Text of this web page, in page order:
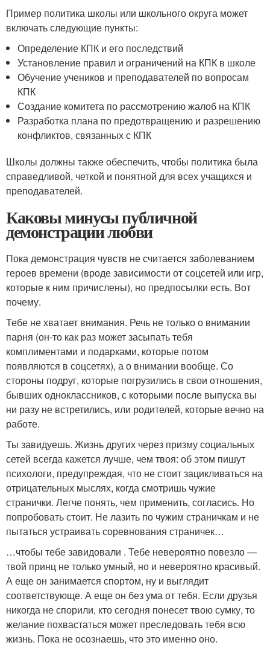
Пример политика школы или школьного округа может
включать следующие пункты:
Определение КПК и его последствий
Установление правил и ограничений на КПК в школе
Обучение учеников и преподавателей по вопросам
КПК
Создание комитета по рассмотрению жалоб на КПК
Разработка плана по предотвращению и разрешению
конфликтов, связанных с КПК
Школы должны также обеспечить, чтобы политика была
справедливой, четкой и понятной для всех учащихся и
преподавателей.
Каковы минусы публичной
демонстрации любви
Пока демонстрация чувств не считается заболеванием
героев времени (вроде зависимости от соцсетей или игр,
которые к ним причислены), но предпосылки есть. Вот
почему.
Тебе не хватает внимания. Речь не только о внимании
парня (он-то как раз может засыпать тебя
комплиментами и подарками, которые потом
появляются в соцсетях), а о внимании вообще. Со
стороны подруг, которые погрузились в свои отношения,
бывших одноклассников, с которыми после выпуска вы
ни разу не встретились, или родителей, которые вечно на
работе.
Ты завидуешь. Жизнь других через призму социальных
сетей всегда кажется лучше, чем твоя: об этом пишут
психологи, предупреждая, что не стоит зацикливаться на
отрицательных мыслях, когда смотришь чужие
странички. Легче понять, чем применить, согласись. Но
попробовать стоит. Не лазить по чужим страничкам и не
пытаться устраивать соревнования страничек…
…чтобы тебе завидовали . Тебе невероятно повезло —
твой принц не только умный, но и невероятно красивый.
А еще он занимается спортом, ну и выглядит
соответствующе. А еще он без ума от тебя. Если друзья
никогда не спорили, кто сегодня понесет твою сумку, то
желание похвастаться может преследовать тебя всю
жизнь. Пока не осознаешь, что это именно оно.